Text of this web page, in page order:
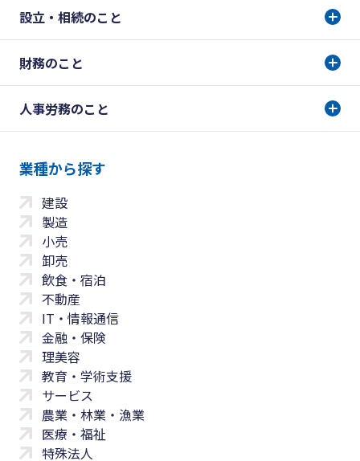
設立・相続のこと
財務のこと
人事労務のこと
業種から探す
建設
製造
小売
卸売
飲食・宿泊
不動産
IT・情報通信
金融・保険
理美容
教育・学術支援
サービス
農業・林業・漁業
医療・福祉
特殊法人